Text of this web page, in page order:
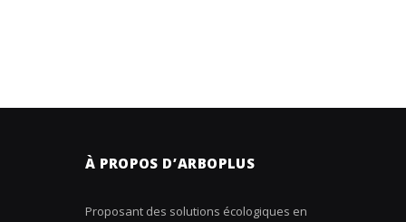
À PROPOS D’ARBOPLUS
Proposant des solutions écologiques en